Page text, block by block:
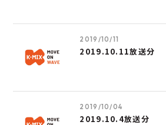
2019/10/11
2019.10.11放送分
2019/10/04
2019.10.4放送分